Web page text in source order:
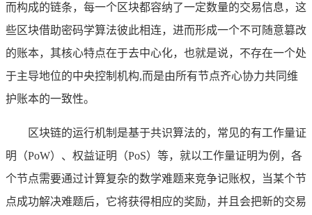
而构成的链条，每一个区块都容纳了一定数量的交易信息，这
些区块借助密码学算法彼此相连，进而形成一个不可随意篡改
的账本，其核心特点在于去中心化，也就是说，不存在一个处
于主导地位的中央控制机构,而是由所有节点齐心协力共同维
护账本的一致性。
区块链的运行机制是基于共识算法的，常见的有工作量证
明（PoW）、权益证明（PoS）等，就以工作量证明为例，各
个节点需要通过计算复杂的数学难题来竞争记账权，当某个节
点成功解决难题后，它将获得相应的奖励，并且会把新的交易